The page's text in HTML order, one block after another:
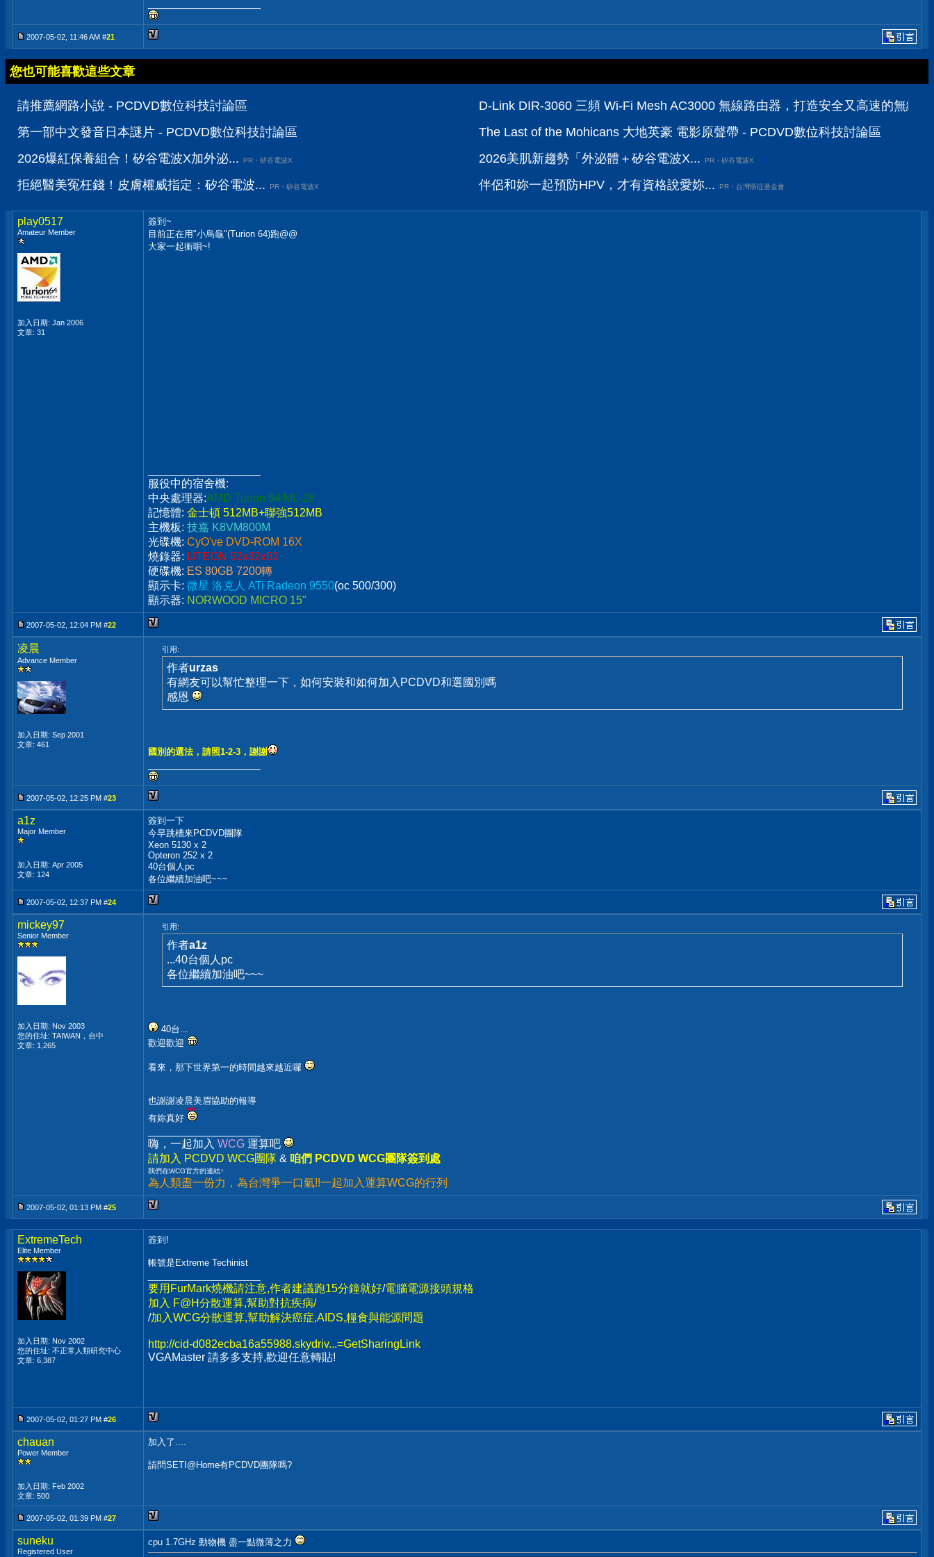
2007-05-02, 11:46 AM #21
您也可能喜歡這些文章
請推薦網路小說 - PCDVD數位科技討論區
第一部中文發音日本謎片 - PCDVD數位科技討論區
2026爆紅保養組合！矽谷電波X加外泌...
PR・矽谷電波X
拒絕醫美冤枉錢！皮膚權威指定：矽谷電波... PR・矽谷電波X
D-Link DIR-3060 三頻 Wi-Fi Mesh AC3000 無線路由器，打造安全又高速的無縫
The Last of the Mohicans 大地英豪 電影原聲帶 - PCDVD數位科技討論區
2026美肌新趨勢「外泌體＋矽谷電波X...
PR・矽谷電波X
伴侶和妳一起預防HPV，才有資格說愛妳... PR・台灣癌症基金會
play0517
Amateur Member
加入日期: Jan 2006
文章: 31
簽到~
目前正在用"小烏龜"(Turion 64)跑@@
大家一起衝唄~!
服役中的宿舍機:
中央處理器:AMD Turion 64 ML-28
記憶體: 金士頓 512MB+聯強512MB
主機板: 技嘉 K8VM800M
光碟機: CyO've DVD-ROM 16X
燒錄器: LITEON 52x32x52
硬碟機: ES 80GB 7200轉
顯示卡: 微星 洛克人 ATi Radeon 9550(oc 500/300)
顯示器: NORWOOD MICRO 15"
2007-05-02, 12:04 PM #22
凌晨
Advance Member
加入日期: Sep 2001
文章: 461
引用:
作者urzas
有網友可以幫忙整理一下，如何安裝和如何加入PCDVD和選國別嗎
感恩
國別的選法，請照1-2-3，謝謝
2007-05-02, 12:25 PM #23
a1z
Major Member
加入日期: Apr 2005
文章: 124
簽到一下
今早跳槽來PCDVD團隊
Xeon 5130 x 2
Opteron 252 x 2
40台個人pc
各位繼續加油吧~~~
2007-05-02, 12:37 PM #24
mickey97
Senior Member
加入日期: Nov 2003
您的住址: TAIWAN，台中
文章: 1,265
引用:
作者a1z
...40台個人pc
各位繼續加油吧~~~
40台...
歡迎歡迎
看來，那下世界第一的時間越來越近囉
也謝謝凌晨美眉協助的報導
有妳真好
嗨，一起加入 WCG 運算吧
請加入 PCDVD WCG團隊 & 咱們 PCDVD WCG團隊簽到處
我們在WCG官方的連結↑
為人類盡一份力，為台灣爭一口氣!!一起加入運算WCG的行列
2007-05-02, 01:13 PM #25
ExtremeTech
Elite Member
加入日期: Nov 2002
您的住址: 不正常人類研究中心
文章: 6,387
簽到!
帳號是Extreme Techinist
要用FurMark燒機請注意,作者建議跑15分鐘就好/電腦電源接頭規格
加入 F@H分散運算,幫助對抗疾病/
/加入WCG分散運算,幫助解決癌症,AIDS,糧食與能源問題
http://cid-d082ecba16a55988.skydriv...=GetSharingLink
VGAMaster 請多多支持,歡迎任意轉貼!
2007-05-02, 01:27 PM #26
chauan
Power Member
加入日期: Feb 2002
文章: 500
加入了....
請問SETI@Home有PCDVD團隊嗎?
2007-05-02, 01:39 PM #27
suneku
Registered User
cpu 1.7GHz 動物機 盡一點微薄之力